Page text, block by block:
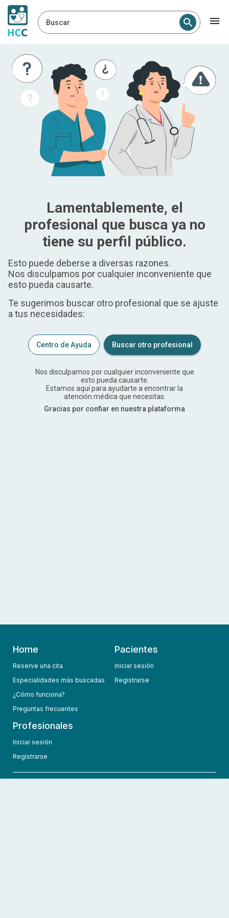
Buscar
Lamentablemente, el
profesional que busca ya no
tiene su perfil público.
Esto puede deberse a diversas razones.
Nos disculpamos por cualquier inconveniente que
esto pueda causarte.
Te sugerimos buscar otro profesional que se ajuste
a tus necesidades:
Centro de Ayuda Buscar otro profesional
Nos disculpamos por cualquier inconveniente que
esto pueda causarte.
Estamos aquí para ayudarte a encontrar la
atención médica que necesitas.
Gracias por confiar en nuestra plataforma
Home
Reserve una cita
Especialidades más buscadas
¿Cómo funciona?
Preguntas frecuentes
Pacientes
Iniciar sesión
Registrarse
Profesionales
Iniciar sesión
Registrarse